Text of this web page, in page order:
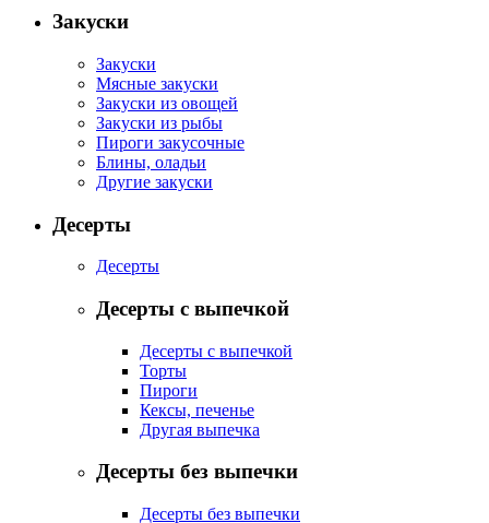
Закуски
Закуски
Мясные закуски
Закуски из овощей
Закуски из рыбы
Пироги закусочные
Блины, оладьи
Другие закуски
Десерты
Десерты
Десерты с выпечкой
Десерты с выпечкой
Торты
Пироги
Кексы, печенье
Другая выпечка
Десерты без выпечки
Десерты без выпечки